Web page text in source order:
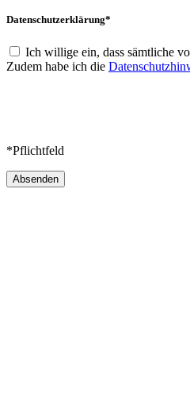
Datenschutzerklärung*
Ich willige ein, dass sämtliche
Zudem habe ich die
*Pflichtfeld
Absenden